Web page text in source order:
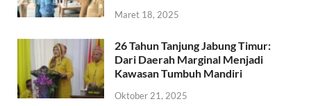
Maret 18, 2025
26 Tahun Tanjung Jabung Timur:
Dari Daerah Marginal Menjadi
Kawasan Tumbuh Mandiri
Oktober 21, 2025